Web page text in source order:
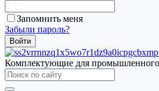
Запомнить меня
Забыли пароль?
Комплектующие для промышленного